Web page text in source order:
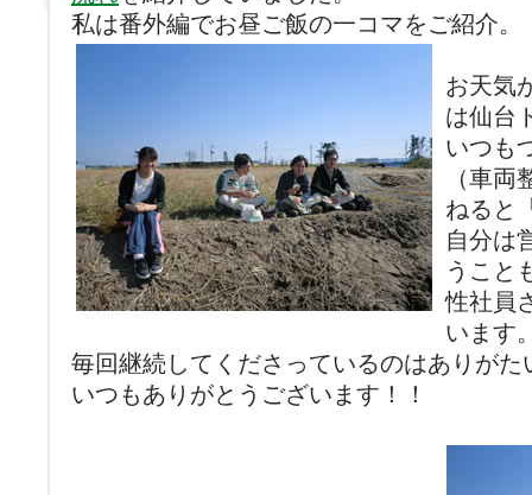
私は番外編でお昼ご飯の一コマをご紹介。
お天気
は仙台
いつも
（車
ねると
自分は
うこと
性社員
います
毎回継続してくださっているのはありがた
いつもありがとうございます！！